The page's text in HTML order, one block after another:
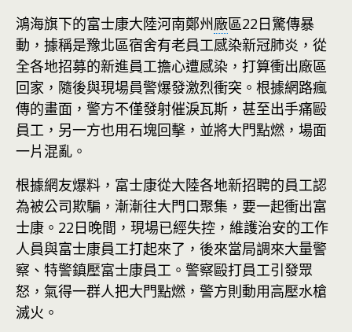
鴻海旗下的富士康大陸河南鄭州廠區22日驚傳暴
動，據稱是豫北區宿舍有老員工感染新冠肺炎，從
全各地招募的新進員工擔心遭感染，打算衝出廠區
回家，隨後與現場員警爆發激烈衝突。根據網路瘋
傳的畫面，警方不僅發射催淚瓦斯，甚至出手痛毆
員工，另一方也用石塊回擊，並將大門點燃，場面
一片混亂。
根據網友爆料，富士康從大陸各地新招聘的員工認
為被公司欺騙，漸漸往大門口聚集，要一起衝出富
士康。22日晚間，現場已經失控，維護治安的工作
人員與富士康員工打起來了，後來當局調來大量警
察、特警鎮壓富士康員工。警察毆打員工引發眾
怒，氣得一群人把大門點燃，警方則動用高壓水槍
滅火。